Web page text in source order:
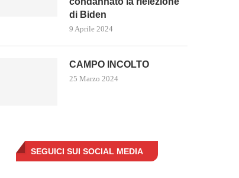
di Biden
9 Aprile 2024
CAMPO INCOLTO
25 Marzo 2024
SEGUICI SUI SOCIAL MEDIA